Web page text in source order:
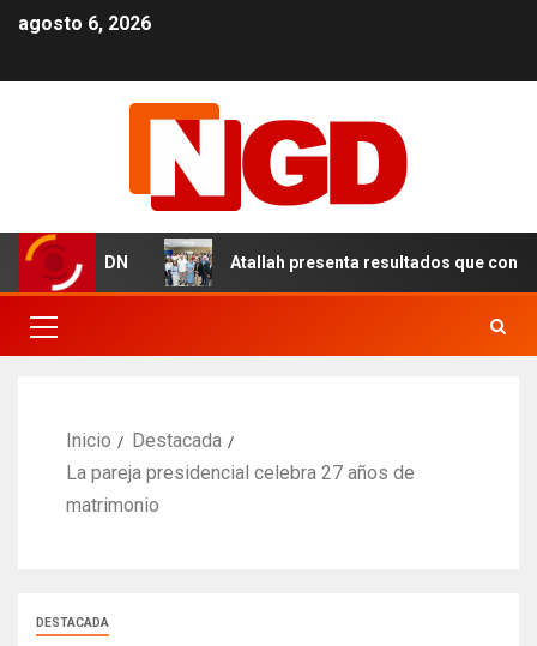
agosto 6, 2026
en el DN Atallah presenta resultados que
Inicio
Destacada
La pareja presidencial celebra 27 años de
matrimonio
DESTACADA